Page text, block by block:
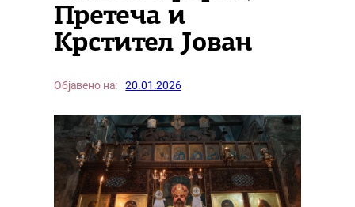
Претеча и
Крстител Јован
Објавено на: 20.01.2026